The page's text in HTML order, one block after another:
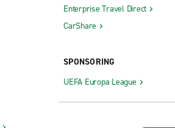
Enterprise Travel Direct
CarShare
SPONSORING
UEFA Europa League